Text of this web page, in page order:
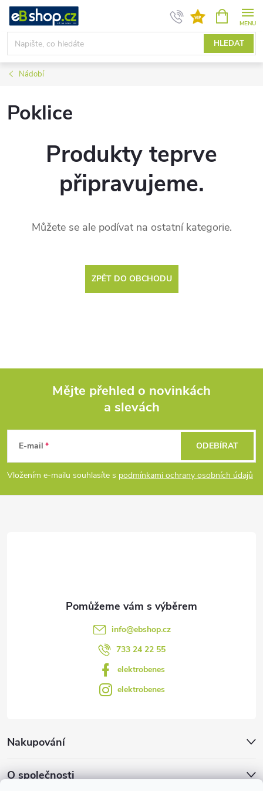
Přejít
obsah
HLEDAT
NÁKUPNÍ
KOŠÍK
Nádobí
Poklice
Produkty teprve
připravujeme.
Můžete se ale podívat na ostatní kategorie.
ZPĚT DO OBCHODU
p
Mějte přehled o novinkách
a slevách
E-mail
Vložením e-mailu souhlasíte s podmínkami ochrany osobních údajů
ODEBÍRAT
Nakupování
O společnosti
info@ebshop.cz
733 24 22 55
elektrobenes
elektrobenes